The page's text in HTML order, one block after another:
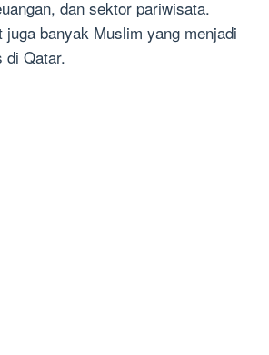
dan sektor pariwisata.
juga banyak Muslim yang menjadi
di Qatar.